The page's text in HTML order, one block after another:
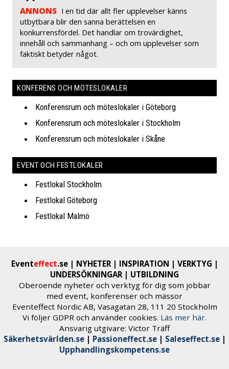
ANNONS I en tid där allt fler upplevelser känns
utbytbara blir den sanna berättelsen en
konkurrensfördel. Det handlar om trovärdighet,
innehåll och sammanhang – och om upplevelser som
faktiskt betyder något.
KONFERENS OCH MÖTESLOKALER
Konferensrum och möteslokaler i Göteborg
Konferensrum och möteslokaler i Stockholm
Konferensrum och möteslokaler i Skåne
EVENT OCH FESTLOKALER
Festlokal Stockholm
Festlokal Göteborg
Festlokal Malmö
Eventeffect.se | NYHETER | INSPIRATION | VERKTYG |
UNDERSÖKNINGAR | UTBILDNING
Oberoende nyheter och verktyg för dig​ som jobbar
med event, konferenser och ​mässor​
Eventeffect Nordic AB, Vasagatan 28, 111 20 Stockholm
Vi följer GDPR och använder cookies. Läs mer här.
Ansvarig utgivare: Victor Träff
Säkerhetsvärlden.se| Passioneffect.se| Saleseffect.se|
Upphandlingskompetens.se